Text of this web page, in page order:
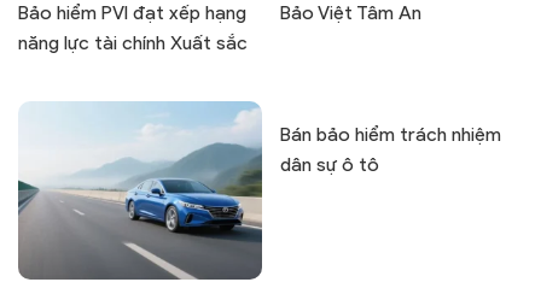
Bảo hiểm PVI đạt xếp hạng
năng lực tài chính Xuất sắc
Bảo Việt Tâm An
Bán bảo hiểm trách nhiệm
dân sự ô tô